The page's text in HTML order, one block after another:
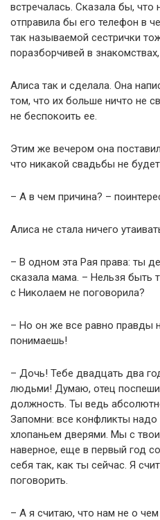
встречалась. Сказала бы,
отправила бы его телефон в
так называемой сестрички
поразборчивей в
Алиса так и сделала. Она
том, что их больше ничто не
не беспокоить ее.
Этим же вечером она
что никакой свадьбы не
– А в чем причина? –
Алиса не стала ничего
– В одном эта Рая права: ты
сказала мама. – Нельзя быть
с Николаем не поговорила?
– Но он же все равно правды
понимаешь!
– Дочь! Тебе двадцать два
людьми! Думаю, отец
должность. Ты ведь
Запомни: все конфликты надо
хлопаньем дверями. Мы с
наверное, еще в первый год
себя так, как ты сейчас. Я
поговорить.
– А я считаю, что нам не о